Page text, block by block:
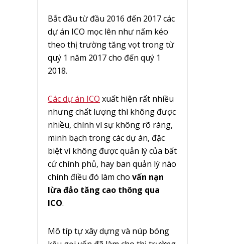
Bắt đầu từ đầu 2016 đến 2017 các
dự án ICO mọc lên như nấm kéo
theo thị trường tăng vọt trong từ
quý 1 năm 2017 cho đến quý 1
2018.
Các dự án ICO xuất hiện rất nhiều
nhưng chất lượng thì không được
nhiều, chính vì sự không rõ ràng,
minh bạch trong các dự án, đặc
biệt vì không được quản lý của bất
cứ chính phủ, hay ban quản lý nào
chính điều đó làm cho vấn nạn
lừa đảo tăng cao thông qua
ICO.
Mô típ tự xây dựng và núp bóng